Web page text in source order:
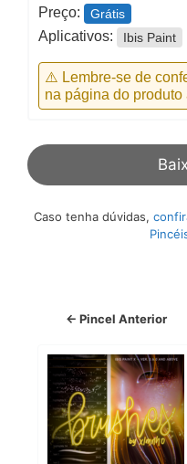
Preço: Grátis
Aplicativos: Ibis Paint
⚠️ Lembre-se de
na página do
Caso tenha dúvidas,
← Pincel Anterior